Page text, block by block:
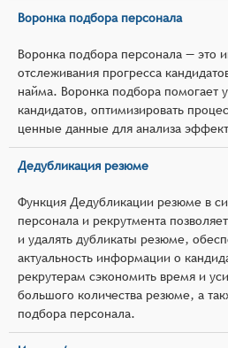
Воронка подбора персонала
Воронка подбора персонала — это
отслеживания прогресса
найма. Воронка подбора помогает
кандидатов, оптимизировать
ценные данные для анализа
Дедубликация резюме
Функция Дедубликации резюме в
персонала и рекрутмента
и удалять дубликаты резюме,
актуальность информации о
рекрутерам сэкономить время и
большого количества резюме, а
подбора персонала.